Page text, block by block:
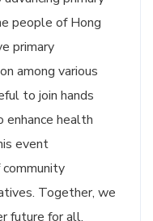
people of Hong
primary
among various
to join hands
health
event
Together, we
future for all.